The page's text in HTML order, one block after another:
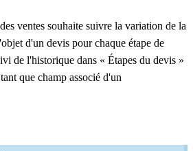
ventes souhaite suivre la variation de la
d'un devis pour chaque étape de
de l'historique dans « Étapes du devis »
que champ associé d'un